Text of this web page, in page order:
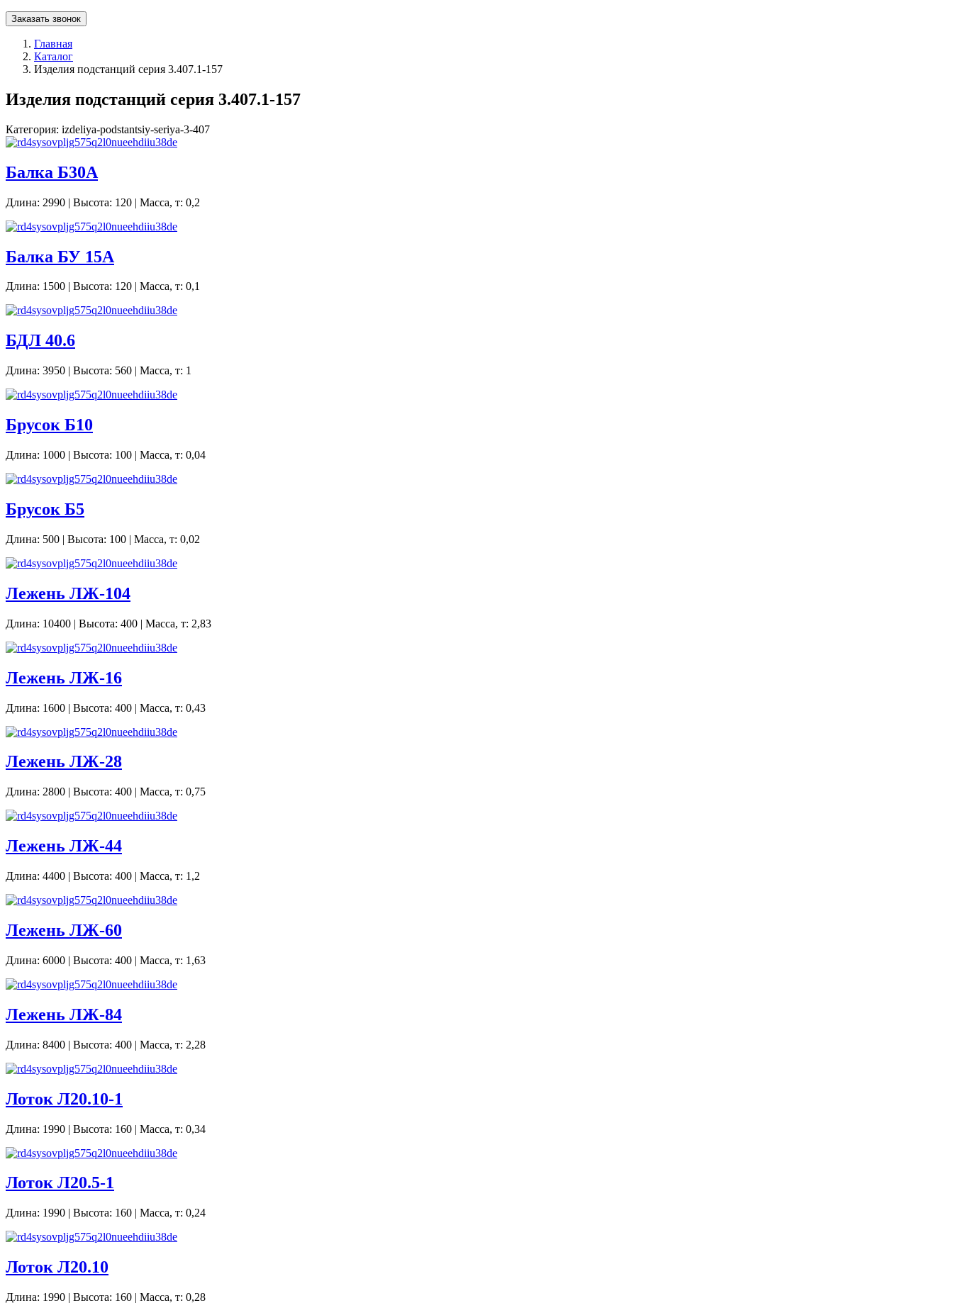
Заказать звонок
Главная
Каталог
Изделия подстанций серия 3.407.1-157
Изделия подстанций серия 3.407.1-157
Категория: izdeliya-podstantsiy-seriya-3-407
Балка Б30А
Длина: 2990 | Высота: 120 | Масса, т: 0,2
Балка БУ 15А
Длина: 1500 | Высота: 120 | Масса, т: 0,1
БДЛ 40.6
Длина: 3950 | Высота: 560 | Масса, т: 1
Брусок Б10
Длина: 1000 | Высота: 100 | Масса, т: 0,04
Брусок Б5
Длина: 500 | Высота: 100 | Масса, т: 0,02
Лежень ЛЖ-104
Длина: 10400 | Высота: 400 | Масса, т: 2,83
Лежень ЛЖ-16
Длина: 1600 | Высота: 400 | Масса, т: 0,43
Лежень ЛЖ-28
Длина: 2800 | Высота: 400 | Масса, т: 0,75
Лежень ЛЖ-44
Длина: 4400 | Высота: 400 | Масса, т: 1,2
Лежень ЛЖ-60
Длина: 6000 | Высота: 400 | Масса, т: 1,63
Лежень ЛЖ-84
Длина: 8400 | Высота: 400 | Масса, т: 2,28
Лоток Л20.10-1
Длина: 1990 | Высота: 160 | Масса, т: 0,34
Лоток Л20.5-1
Длина: 1990 | Высота: 160 | Масса, т: 0,24
Лоток Л20.10
Длина: 1990 | Высота: 160 | Масса, т: 0,28